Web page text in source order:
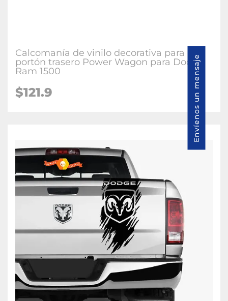
Calcomanía de vinilo decorativa para
portón trasero Power Wagon para Dodge
Ram 1500
$121.9 Envíenos un mensaje